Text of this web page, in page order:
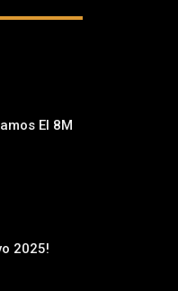
El 8M
2025!